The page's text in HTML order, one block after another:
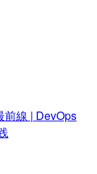
前線 | DevOps